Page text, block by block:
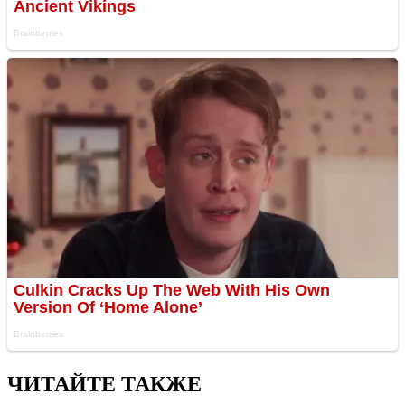
ЧИТАЙТЕ ТАКЖЕ